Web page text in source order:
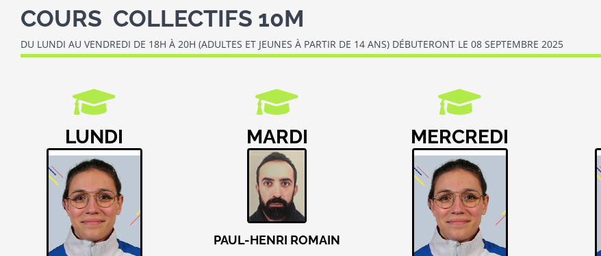
COURS COLLECTIFS 10M
DU LUNDI AU VENDREDI DE 18H À 20H (ADULTES ET JEUNES À PARTIR DE 14 ANS) DÉBUTERONT LE 08 SEPTEMBRE 2025
LUNDI MARDI
PAUL-HENRI ROMAIN
MERCREDI